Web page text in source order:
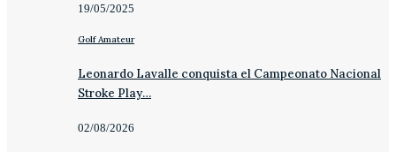
19/05/2025
Golf Amateur
Leonardo Lavalle conquista el Campeonato Nacional
Stroke Play…
02/08/2026